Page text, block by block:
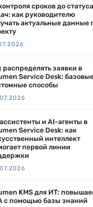
сроков до статуса
как руководителю
актуальные данные
распределять заявки в
Service Desk:
способы
и AI-агенты в
Service Desk: как
интеллект
первой линии
KMS для ИТ:
с помощью базы знаний